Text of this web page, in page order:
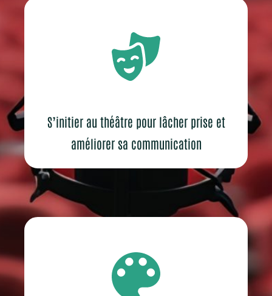
S’initier au théâtre pour lâcher prise et
améliorer sa communication